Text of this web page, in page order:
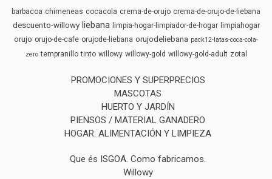
barbacoa chimeneas cocacola crema-de-orujo crema-de-orujo-de-liebana
descuento-willowy liebana limpia-hogar-limpiador-de-hogar limpiahogar
orujo orujo-de-cafe orujode-liebana orujodeliebana pack12-latas-coca-cola-
zero tempranillo tinto willowy willowy-gold willowy-gold-adult zotal
PROMOCIONES Y SUPERPRECIOS
MASCOTAS
HUERTO Y JARDÍN
PIENSOS / MATERIAL GANADERO
HOGAR: ALIMENTACIÓN Y LIMPIEZA
Que és ISGOA. Como fabricamos.
Willowy